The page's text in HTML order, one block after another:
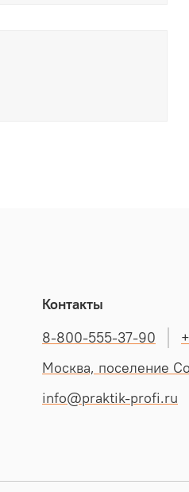
Контакты
8-800-555-37-90
Москва, поселение
info@praktik-profi.ru